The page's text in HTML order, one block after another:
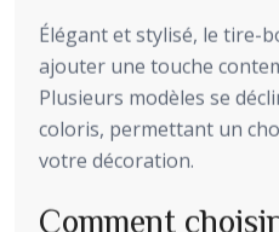
Élégant et stylisé, le tire-
ajouter une touche
Plusieurs modèles se
coloris, permettant un
votre décoration.
Comment